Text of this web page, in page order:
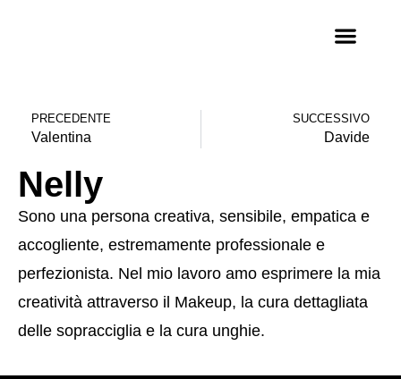
PRECEDENTE
Valentina
SUCCESSIVO
Davide
Nelly
Sono una persona creativa, sensibile, empatica e
accogliente, estremamente professionale e
perfezionista. Nel mio lavoro amo esprimere la mia
creatività attraverso il Makeup, la cura dettagliata
delle sopracciglia e la cura unghie.